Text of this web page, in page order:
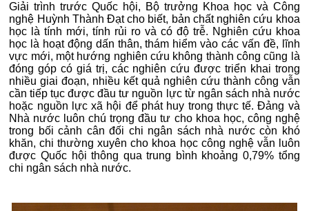
Giải trình trước Quốc hội, Bộ trưởng Khoa học và Công
nghệ Huỳnh Thành Đạt cho biết, bản chất nghiên cứu khoa
học là tính mới, tính rủi ro và có độ trễ. Nghiên cứu khoa
học là hoạt động dấn thân, thám hiểm vào các vấn đề, lĩnh
vực mới, một hướng nghiên cứu không thành công cũng là
đóng góp có giá trị, các nghiên cứu được triển khai trong
nhiều giai đoạn, nhiều kết quả nghiên cứu thành công vẫn
cần tiếp tục được đầu tư nguồn lực từ ngân sách nhà nước
hoặc nguồn lực xã hội để phát huy trong thực tế. Đảng và
Nhà nước luôn chú trọng đầu tư cho khoa học, công nghệ
trong bối cảnh cân đối chi ngân sách nhà nước còn khó
khăn, chi thường xuyên cho khoa học công nghệ vẫn luôn
được Quốc hội thông qua trung bình khoảng 0,79% tổng
chi ngân sách nhà nước.